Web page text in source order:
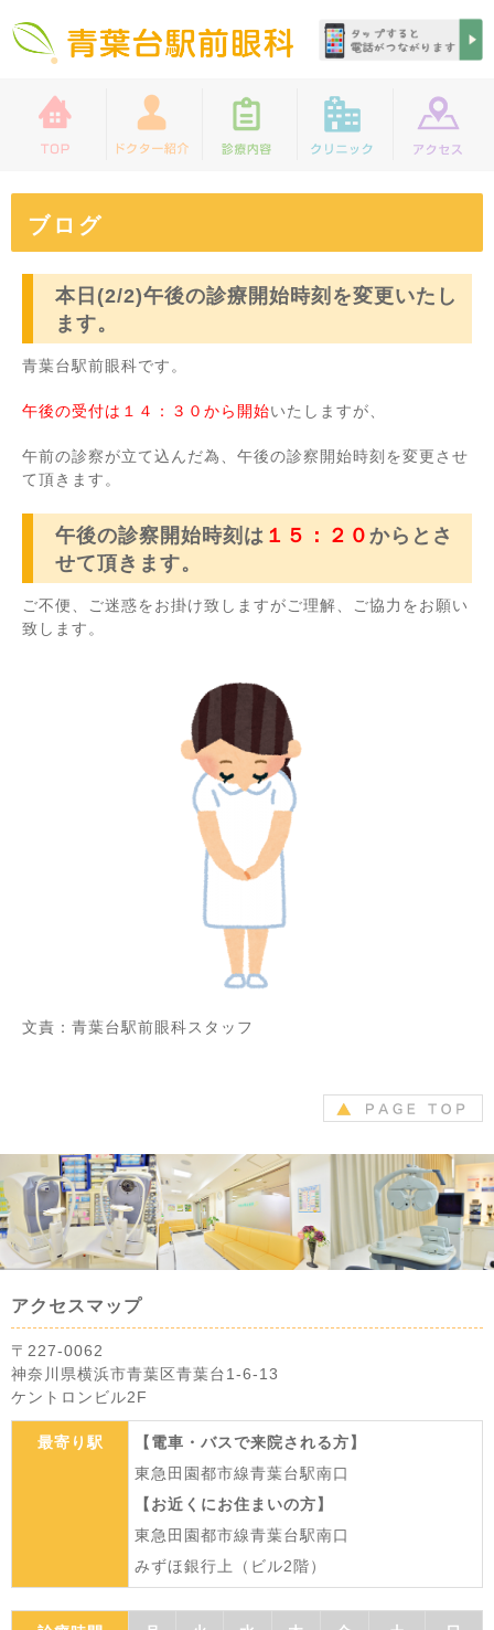
ブログ
本日(2/2)午後の診療開始時刻を変更いたし
ます。
青葉台駅前眼科です。
午後の受付は１４：３０から開始いたしますが、
午前の診察が立て込んだ為、午後の診察開始時刻を変更させ
て頂きます。
午後の診察開始時刻は １５：２０ からとさ
せて頂きます。
ご不便、ご迷惑をお掛け致しますがご理解、ご協力をお願い
致します。
文責：青葉台駅前眼科スタッフ
アクセスマップ
〒227-0062
神奈川県横浜市青葉区青葉台1-6-13
ケントロンビル2F
最寄り駅
【電車・バスで来院される方】
東急田園都市線青葉台駅南口
【お近くにお住まいの方】
東急田園都市線青葉台駅南口
みずほ銀行上（ビル2階）